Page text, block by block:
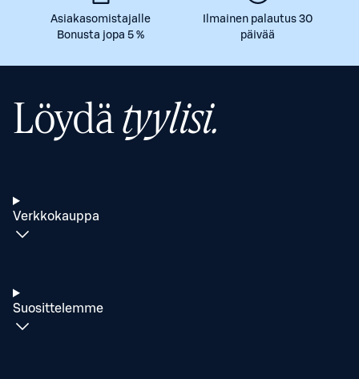
Asiakasomistajalle
Bonusta jopa 5 %
Ilmainen palautus 30
päivää
Löydätyylisi.
Verkkokauppa
Suosittelemme